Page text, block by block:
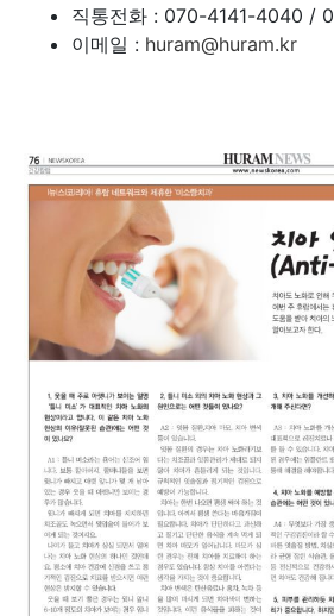
직통전화 : 070-4141-4040 /
이메일 : huram@huram.kr